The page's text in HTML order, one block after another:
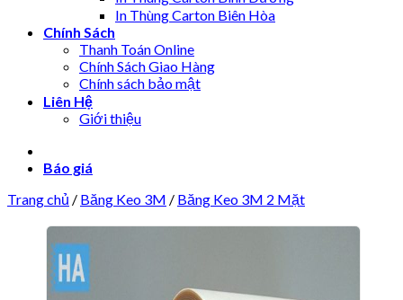
In Thùng Carton Biên Hòa
Chính Sách
Thanh Toán Online
Chính Sách Giao Hàng
Chính sách bảo mật
Liên Hệ
Giới thiệu
Báo giá
Trang chủ / Băng Keo 3M / Băng Keo 3M 2 Mặt